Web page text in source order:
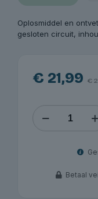
Oplosmiddel en
gesloten circuit,
€ 21,99 €
voor
Betaal